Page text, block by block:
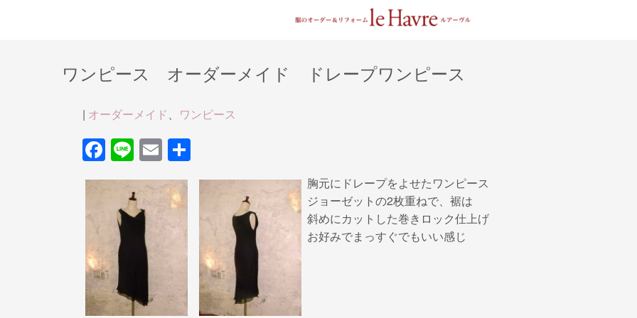
ワンピース オーダーメイド ドレープワンピース
| オーダーメイド、 ワンピース
F
a
e
b
o
o
k
Li
n
e
E
m
ail
有
胸元にドレープをよせたワンピース
ジョーゼットの2枚重ねで、裾は
斜めにカットした巻きロック仕上げ
お好みでまっすぐでもいい感じ